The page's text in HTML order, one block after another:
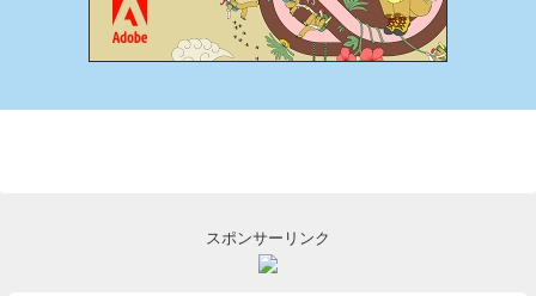
スポンサーリンク